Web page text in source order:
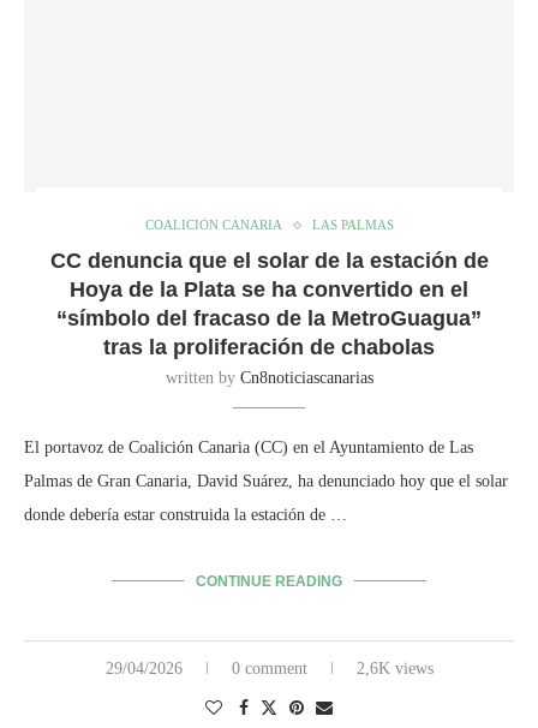
COALICIÓN CANARIA LAS PALMAS
CC denuncia que el solar de la estación de
Hoya de la Plata se ha convertido en el
“símbolo del fracaso de la MetroGuagua”
tras la proliferación de chabolas
written by Cn8noticiascanarias
El portavoz de Coalición Canaria (CC) en el Ayuntamiento de Las
Palmas de Gran Canaria, David Suárez, ha denunciado hoy que el solar
donde debería estar construida la estación de …
CONTINUE READING
29/04/2026 0 comment 2,6K views